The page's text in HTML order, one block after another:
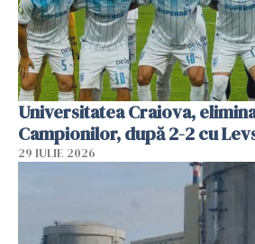
Universitatea Craiova,
Campionilor, după 2-2 cu
29 IULIE 2026